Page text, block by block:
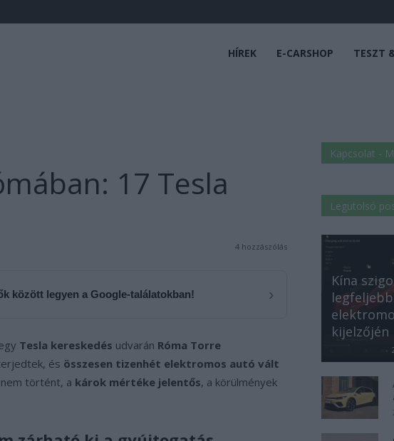
HÍREK E-CARSHOP TESZT
17 Tesla
4 hozzászólás
között legyen a Google-találatokban! ›
Tesla kereskedés udvarán Róma Torre
és összesen tizenhét elektromos autó vált
történt, a károk mértéke jelentős, a körülmények
Kapcsolat -
Legutolsó
Kína
kijelzőjén
-